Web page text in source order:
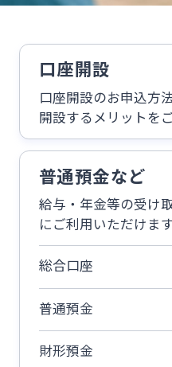
資産運用
保険
年金・相続
外国為替
ポイントサービス「た
キャッシュレスサービ
スポーツくじ「宮崎銀
投資信託
定期的なお客さま情報
Request to present
サイトマップ
チャットで相談
みやぎん
ロ
よくあるご質問
English
口座開設
口座開設のお申込方
開設するメリットを
普通預金など
給与・年金等の受け
にご利用いただけます
総合口座
普通預金
財形預金